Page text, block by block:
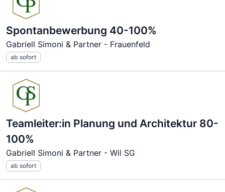
Spontanbewerbung 40-100%
Gabriell Simoni & Partner - Frauenfeld
ab sofort
Teamleiter:in Planung und Architektur 80-
100%
Gabriell Simoni & Partner - Wil SG
ab sofort